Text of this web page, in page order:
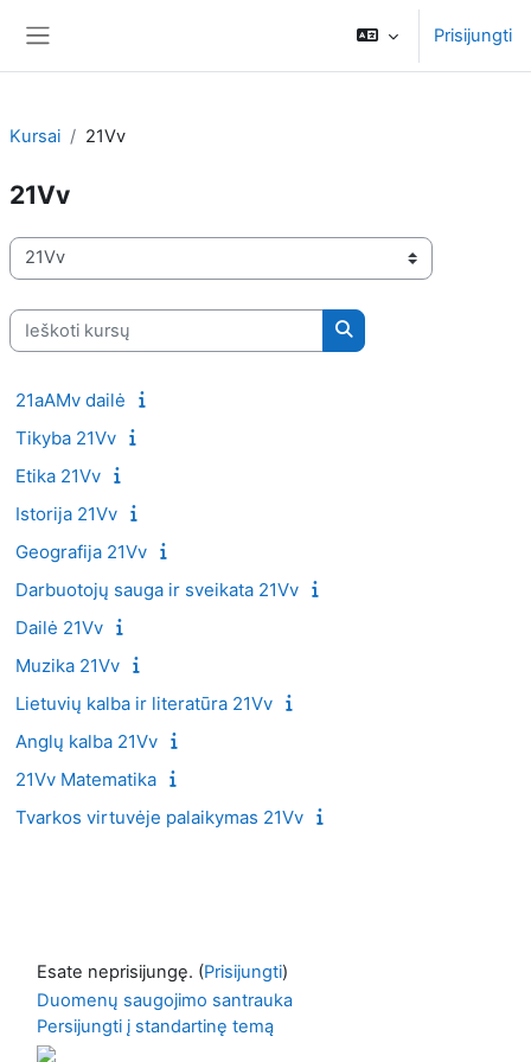
Prisijungti
Kursai 21Vv
21Vv
Kursų kategorijos
Ieškoti kursų
Ieškoti kursų
21aAMv dailė
Tikyba 21Vv
Etika 21Vv
Istorija 21Vv
Geografija 21Vv
Darbuotojų sauga ir sveikata 21Vv
Dailė 21Vv
Muzika 21Vv
Lietuvių kalba ir literatūra 21Vv
Anglų kalba 21Vv
21Vv Matematika
Tvarkos virtuvėje palaikymas 21Vv
Esate neprisijungę. (Prisijungti)
Duomenų saugojimo santrauka
Persijungti į standartinę temą